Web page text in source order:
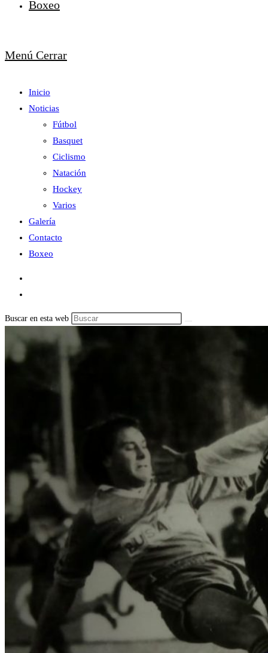
Boxeo
Menú Cerrar
Inicio
Noticias
Fútbol
Basquet
Ciclismo
Natación
Hockey
Varios
Galería
Contacto
Boxeo
Buscar en esta web